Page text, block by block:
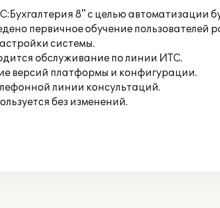
8" с целью автоматизации
первичное обучение пользователей
системы.
обслуживание по линии ИТС.
версий платформы и конфигурации.
линии консультаций.
без изменений.